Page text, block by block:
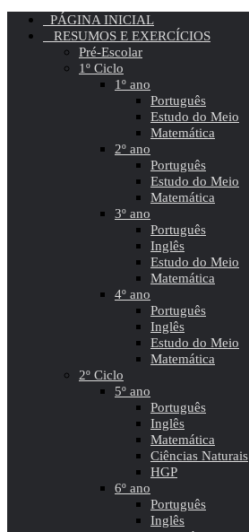
PÁGINA INICIAL
RESUMOS E EXERCÍCIOS
Pré-Escolar
1º Ciclo
1º ano
Português
Estudo do Meio
Matemática
2º ano
Português
Estudo do Meio
Matemática
3º ano
Português
Inglês
Estudo do Meio
Matemática
4º ano
Português
Inglês
Estudo do Meio
Matemática
2º Ciclo
5º ano
Português
Inglês
Matemática
Ciências Naturais
HGP
6º ano
Português
Inglês